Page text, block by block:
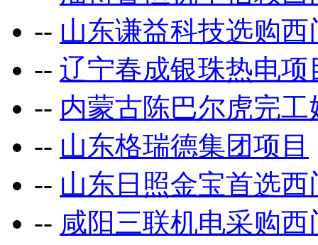
-- 山东谦益科技选购
-- 辽宁春成银珠热电项
-- 内蒙古陈巴尔虎完工
-- 山东格瑞德集团项目
-- 山东日照金宝首选
-- 咸阳三联机电采购